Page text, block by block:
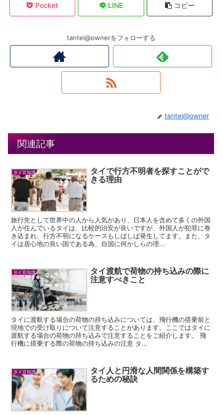
Pocket LINE コピー
tantei@ownerをフォローする
tantei@owner
関連記事
タイ豆知識
タイで行方不明者を探すことがで
きる理由
旅行先として世界中の人から人気があり、日本人を含めて多くの外国
人が住んでいるタイは、比較的治安が良いですが、外国人が犯罪に巻
き込まれ、行方不明になるケースもしばしば発生してます。また、タ
イは居心地の良い国である為、自国に何かしらの理...
タイ豆知識
タイ渡航で荷物の持ち込みの際に
注意すべきこと
タイに渡航する場合の荷物の持ち込みについては、飛行機の搭乗前と
現地での受け取りについて注意することがあります。ここではタイに
渡航する場合の荷物の持ち込みで注意することをご紹介します。 飛
行機に搭乗する際の荷物の持ち込みの注意 タ...
タイ豆知識
タイ人と円滑な人間関係を構築す
るための秘訣